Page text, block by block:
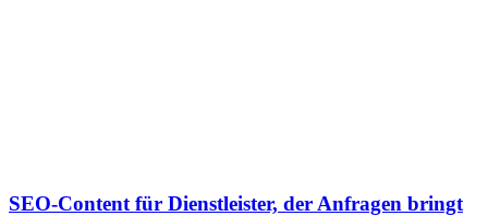
SEO-Content für Dienstleister, der Anfragen bringt